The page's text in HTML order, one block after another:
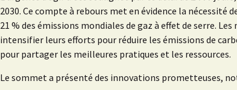
2030. Ce compte à rebours met en évidence la
21 % des émissions mondiales de gaz à effet de serre.
intensifier leurs efforts pour réduire les émissions de
pour partager les meilleures pratiques et les ressources.
Le sommet a présenté des innovations prometteuses,